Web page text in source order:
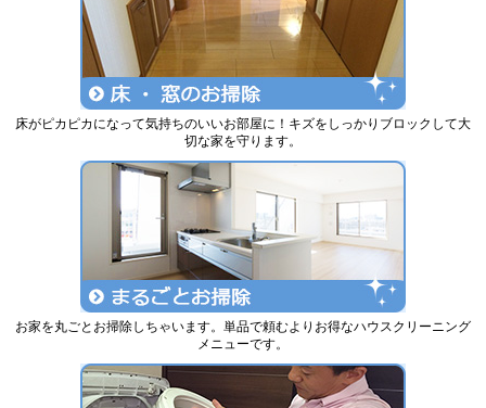
床がピカピカになって気持ちのいいお部屋に！キズをしっかりブロックして大
切な家を守ります。
お家を丸ごとお掃除しちゃいます。単品で頼むよりお得なハウスクリーニング
メニューです。